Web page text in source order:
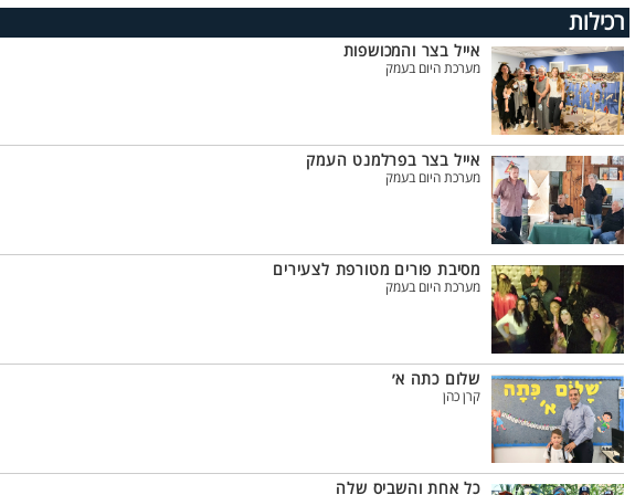
רכילות
אייל בצר והמכושפות
מערכת היום בעמק
אייל בצר בפרלמנט העמק
מערכת היום בעמק
מסיבת פורים מטורפת לצעירים
מערכת היום בעמק
שלום כתה א׳
קרן כהן
כל אחת והשביס שלה